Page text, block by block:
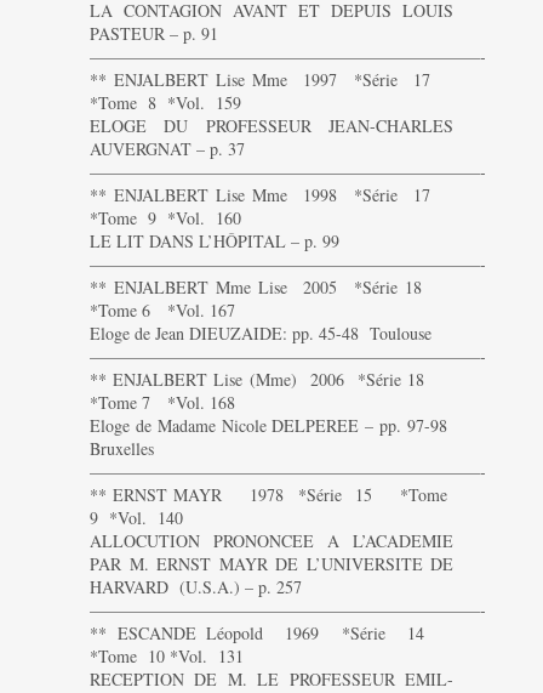
LA CONTAGION AVANT ET DEPUIS LOUIS
PASTEUR – p. 91
———————————————————————-
** ENJALBERT Lise Mme 1997 *Série 17
*Tome 8 *Vol. 159
ELOGE DU PROFESSEUR JEAN-CHARLES
AUVERGNAT – p. 37
———————————————————————-
** ENJALBERT Lise Mme 1998 *Série 17
*Tome 9 *Vol. 160
LE LIT DANS L’HÔPITAL – p. 99
———————————————————————-
** ENJALBERT Mme Lise 2005 *Série 18
*Tome 6 *Vol. 167
Eloge de Jean DIEUZAIDE: pp. 45-48 Toulouse
———————————————————————-
** ENJALBERT Lise (Mme) 2006 *Série 18
*Tome 7 *Vol. 168
Eloge de Madame Nicole DELPEREE – pp. 97-98
Bruxelles
———————————————————————-
** ERNST MAYR 1978 *Série 15 *Tome
9 *Vol. 140
ALLOCUTION PRONONCEE A L’ACADEMIE
PAR M. ERNST MAYR DE L’UNIVERSITE DE
HARVARD (U.S.A.) – p. 257
———————————————————————-
** ESCANDE Léopold 1969 *Série 14
*Tome 10 *Vol. 131
RECEPTION DE M. LE PROFESSEUR EMIL-